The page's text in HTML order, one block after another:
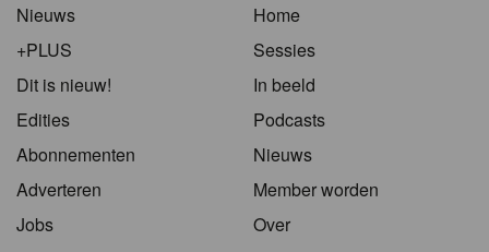
Nieuws
+PLUS
Dit is nieuw!
Edities
Abonnementen
Adverteren
Jobs
Home
Sessies
In beeld
Podcasts
Nieuws
Member worden
Over